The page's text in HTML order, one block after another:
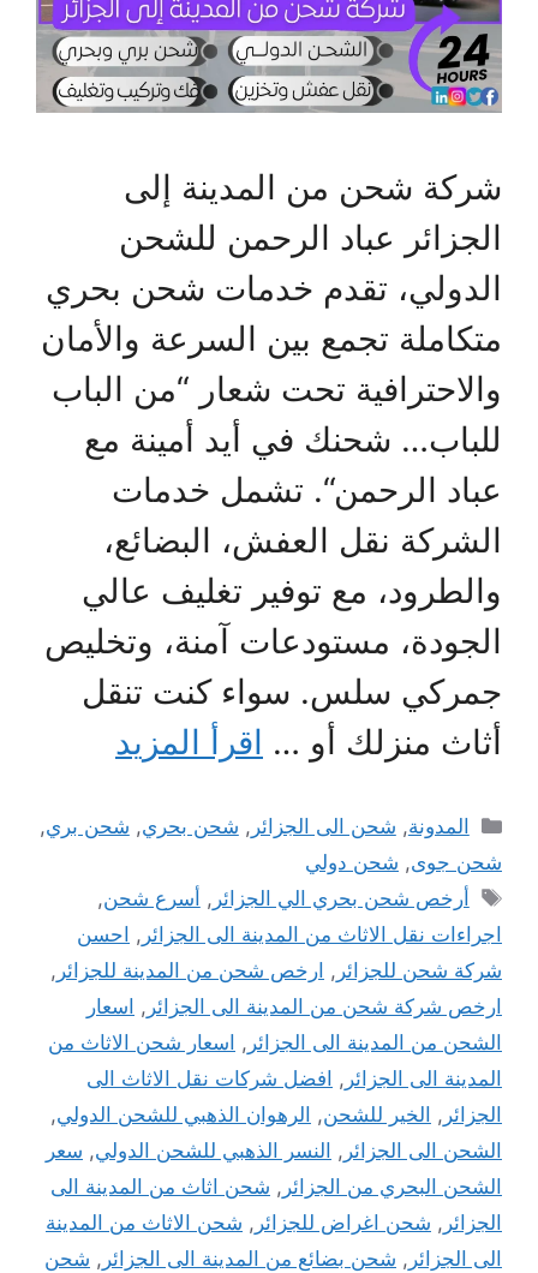
شركة شحن من المدينة إلى
الجزائر عباد الرحمن للشحن
الدولي، تقدم خدمات شحن بحري
متكاملة تجمع بين السرعة والأمان
والاحترافية تحت شعار “من الباب
للباب… شحنك في أيد أمينة مع
عباد الرحمن“. تشمل خدمات
الشركة نقل العفش، البضائع،
والطرود، مع توفير تغليف عالي
الجودة، مستودعات آمنة، وتخليص
جمركي سلس. سواء كنت تنقل
أثاث منزلك أو … اقرأ المزيد
التصنيفات
المدونة, شحن الى الجزائر , شحن بحري, شحن بري,
شحن جوى, شحن دولي
الوسوم
أرخص شحن بحري الي الجزائر , أسرع شحن,
اجراءات نقل الاثاث من المدينة الى الجزائر , احسن
شركة شحن للجزائر , ارخص شحن من المدينة للجزائر ,
ارخص شركة شحن من المدينة الى الجزائر , اسعار
الشحن من المدينة الى الجزائر , اسعار شحن الاثاث من
المدينة الى الجزائر , افضل شركات نقل الاثاث الى
الجزائر , الخير للشحن, الرهوان الذهبي للشحن الدولي,
الشحن الى الجزائر , النسر الذهبي للشحن الدولي, سعر
الشحن البحري من الجزائر , شحن اثاث من المدينة الى
الجزائر , شحن اغراض للجزائر , شحن الاثاث من المدينة
الى الجزائر , شحن بضائع من المدينة الى الجزائر , شحن